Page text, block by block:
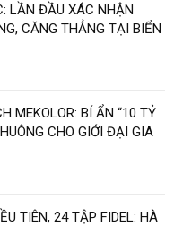
LẦN ĐẦU XÁC NHẬN
CĂNG THẲNG TẠI BIỂN
MEKOLOR: BÍ ẨN “10 TỶ
CHO GIỚI ĐẠI GIA
TIÊN, 24 TẬP FIDEL: HÀ